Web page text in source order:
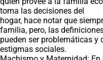
toma las decisiones del
hogar, hace notar que
familia, pero, las
pueden ser problemáticas y
estigmas sociales.